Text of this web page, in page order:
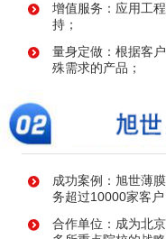
增值服务：应用工
持；
量身定做：根据客
殊需求的产品；
成功案例：旭世薄
务超过10000家客户
合作单位：成为北